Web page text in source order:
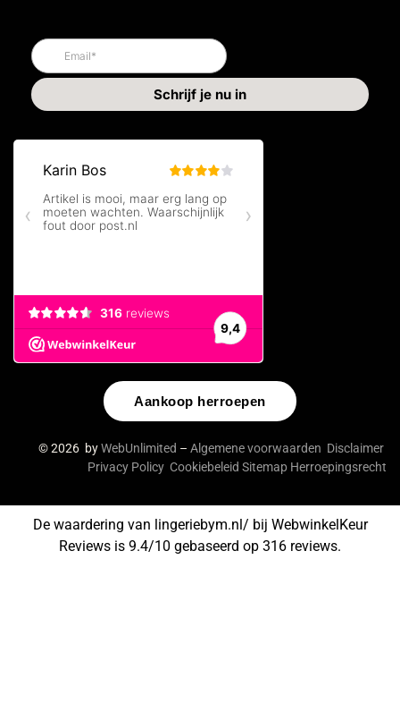
Aankoop herroepen
© 2026 byWebUnlimited – Algemene voorwaarden Disclaimer
Privacy Policy Cookiebeleid Sitemap Herroepingsrecht
De waardering van lingeriebym.nl/ bij WebwinkelKeur
Reviews is 9.4/10 gebaseerd op 316 reviews.